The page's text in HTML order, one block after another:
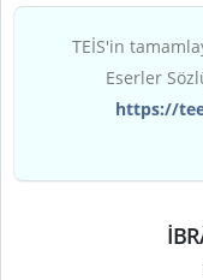
TEİS'in
Eserler
https://